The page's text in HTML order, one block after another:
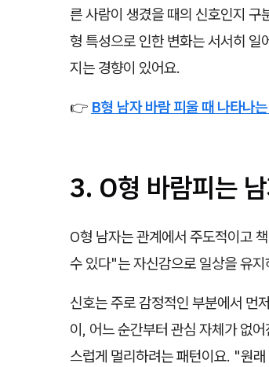
른 사람이 생겼을 때의 신호인지
형 특성으로 인한 변화는 서서히
지는 경향이 있어요.
👉 B형 남자 바람피울 때 나타나
3. O형 바람피는
O형 남자는 관계에서 주도적이고
수 있다"는 자신감으로 일상을 유
신호는 주로 감정적인 부분에서 먼
이, 어느 순간부터 관심 자체가 없
스럽게 멀리하려는 패턴이요. "원